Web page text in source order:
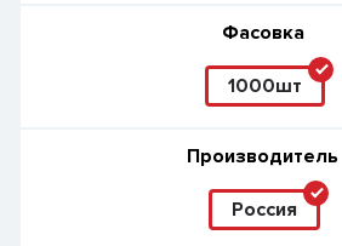
Фасовка
1000шт
Производитель
Россия